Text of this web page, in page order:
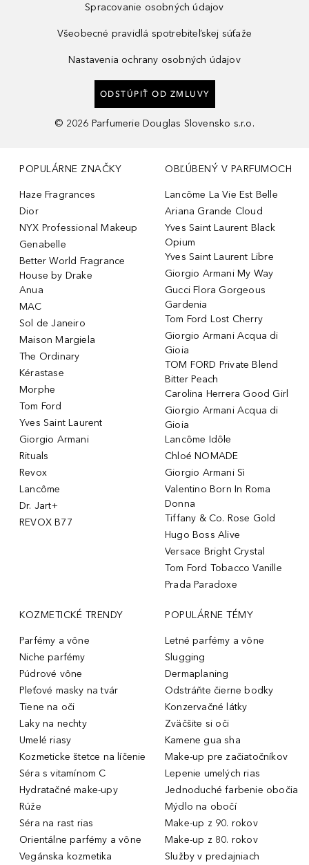
Spracovanie osobných údajov
Všeobecné pravidlá spotrebiteľskej súťaže
Nastavenia ochrany osobných údajov
ODSTÚPIŤ OD ZMLUVY
© 2026 Parfumerie Douglas Slovensko s.r.o.
POPULÁRNE ZNAČKY
Haze Fragrances
Dior
NYX Professional Makeup
Genabelle
Better World Fragrance
House by Drake
Anua
MAC
Sol de Janeiro
Maison Margiela
The Ordinary
Kérastase
Morphe
Tom Ford
Yves Saint Laurent
Giorgio Armani
Rituals
Revox
Lancôme
Dr. Jart+
REVOX B77
OBĽÚBENÝ V PARFUMOCH
Lancôme La Vie Est Belle
Ariana Grande Cloud
Yves Saint Laurent Black
Opium
Yves Saint Laurent Libre
Giorgio Armani My Way
Gucci Flora Gorgeous
Gardenia
Tom Ford Lost Cherry
Giorgio Armani Acqua di
Gioia
TOM FORD Private Blend
Bitter Peach
Carolina Herrera Good Girl
Giorgio Armani Acqua di
Gioia
Lancôme Idôle
Chloé NOMADE
Giorgio Armani Sì
Valentino Born In Roma
Donna
Tiffany & Co. Rose Gold
Hugo Boss Alive
Versace Bright Crystal
Tom Ford Tobacco Vanille
Prada Paradoxe
KOZMETICKÉ TRENDY
Parfémy a vône
Niche parfémy
Púdrové vône
Pleťové masky na tvár
Tiene na oči
Laky na nechty
Umelé riasy
Kozmeticke štetce na líčenie
Séra s vitamínom C
Hydratačné make-upy
Rúže
Séra na rast rias
Orientálne parfémy a vône
Vegánska kozmetika
POPULÁRNE TÉMY
Letné parfémy a vône
Slugging
Dermaplaning
Odstráňte čierne bodky
Konzervačné látky
Zväčšite si oči
Kamene gua sha
Make-up pre začiatočníkov
Lepenie umelých rias
Jednoduché farbenie obočia
Mýdlo na obočí
Make-up z 90. rokov
Make-up z 80. rokov
Služby v predajniach